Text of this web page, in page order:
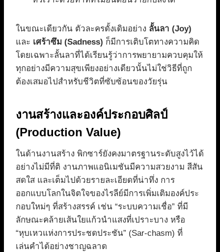
ในขณะเดียวกัน ตัวละครดั้งเดิมอย่าง ลั้นลา (Joy)
และ เศร้าซึม (Sadness) ก็มีการเติบโตทางความคิด
โดยเฉพาะลั้นลาที่ได้เรียนรู้ว่าการพยายามควบคุมให้
ทุกอย่างมีความสุขเพียงอย่างเดียวนั้นไม่ใช่วิธีที่ถูก
ต้องเสมอไปสำหรับชีวิตที่ซับซ้อนของวัยรุ่น
งานสร้างและองค์ประกอบศิลป์
(Production Value)
ในด้านงานสร้าง พิกซาร์ยังคงมาตรฐานระดับสูงไว้ได้
อย่างไม่มีที่ติ งานภาพแอนิเมชันมีความสวยงาม สีสัน
สดใส และเต็มไปด้วยรายละเอียดที่น่าทึ่ง การ
ออกแบบโลกในจิตใจของไรลีย์มีการเพิ่มเติมองค์ประ
กอบใหม่ๆ ที่สร้างสรรค์ เช่น “ระบบความเชื่อ” ที่มี
ลักษณะคล้ายเส้นใยแก้วนำแสงที่เปราะบาง หรือ
“หุบเหวแห่งการประชดประชัน” (Sar-chasm) ที่
เล่นคำได้อย่างชาญฉลาด